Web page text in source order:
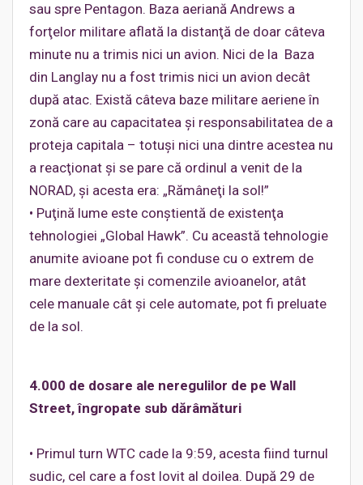
sau spre Pentagon. Baza aeriană Andrews a
forţelor militare aflată la distanţă de doar câteva
minute nu a trimis nici un avion. Nici de la Baza
din Langlay nu a fost trimis nici un avion decât
după atac. Există câteva baze militare aeriene în
zonă care au capacitatea şi responsabilitatea de a
proteja capitala – totuşi nici una dintre acestea nu
a reacţionat şi se pare că ordinul a venit de la
NORAD, şi acesta era: „Rămâneţi la sol!”
• Puţină lume este conştientă de existenţa
tehnologiei „Global Hawk”. Cu această tehnologie
anumite avioane pot fi conduse cu o extrem de
mare dexteritate şi comenzile avioanelor, atât
cele manuale cât şi cele automate, pot fi preluate
de la sol.
4.000 de dosare ale neregulilor de pe Wall
Street, îngropate sub dărâmături
• Primul turn WTC cade la 9:59, acesta fiind turnul
sudic, cel care a fost lovit al doilea. După 29 de